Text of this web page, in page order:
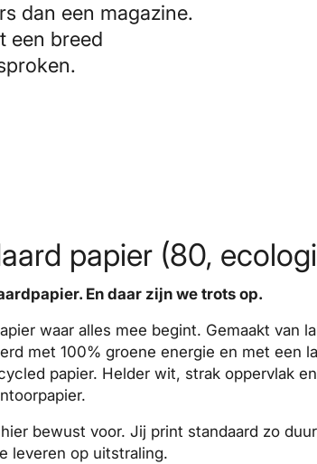
dan een magazine.
een breed
papier (80,
En daar zijn we trots op.
waar alles mee begint. Gemaakt van
met 100% groene energie en met een
papier. Helder wit, strak oppervlak
bewust voor. Jij print standaard zo
leveren op uitstraling.